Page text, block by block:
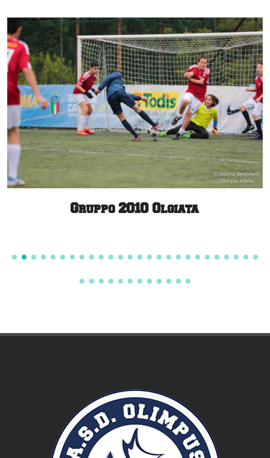
Gruppo 2010 Olgiata